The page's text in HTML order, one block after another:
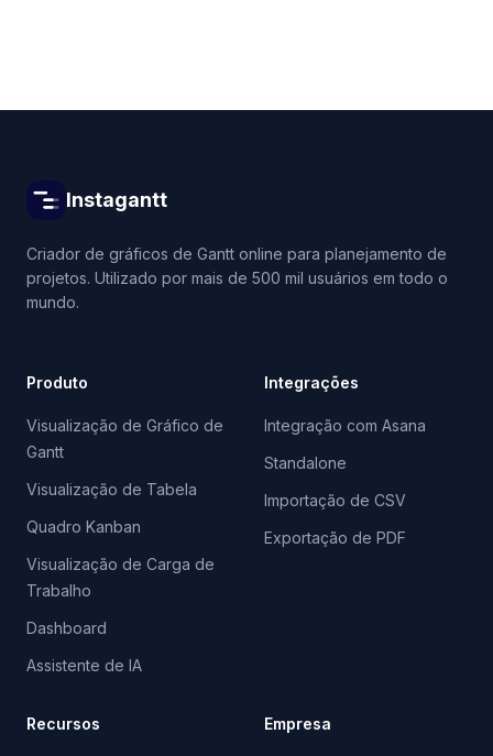
Instagantt
Criador de gráficos de Gantt online para planejamento de
projetos. Utilizado por mais de 500 mil usuários em todo o
mundo.
Produto
Visualização de Gráfico de
Gantt
Visualização de Tabela
Quadro Kanban
Visualização de Carga de
Trabalho
Dashboard
Assistente de IA
Integrações
Integração com Asana
Standalone
Importação de CSV
Exportação de PDF
Recursos Empresa